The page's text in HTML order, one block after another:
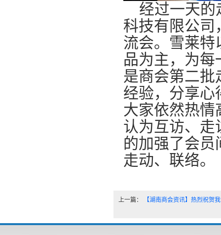
经过一天的
科技有限公司
流会。雪莱特
品为主，为
是商会第二批
经验，分享心
大家依然热
认为互访、走
的加强了会
走动、联络。
上一篇： 【湖南商会资讯】热烈祝贺